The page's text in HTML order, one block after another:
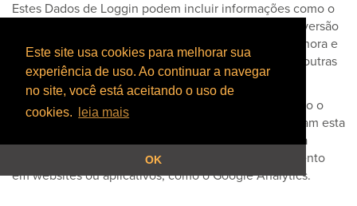
Este site usa cookies para melhorar sua
experiência de uso. Ao continuar a navegar
no site, você está aceitando o uso de
cookies.
leia mais
OK
Estes Dados de Loggin podem incluir informações como o
endereço IP do seu computador, tipo de navegador, versão
do navegador, as páginas do nosso Site que visita, a hora e
a data da sua visita, o tempo gasto nessas páginas e outras
informações estatísticas.
Além disso, podemos usar serviços de terceiros, como o
Google Analytics, que recolhem, monitoram e analisam esta
informação. A seção "Dados de registo" é destinada a
empresas que usam serviços de análise ou rastreamento
em websites ou aplicativos, como o Google Analytics.